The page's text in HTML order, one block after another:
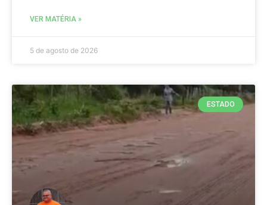
VER MATÉRIA »
5 de agosto de 2026
ESTADO